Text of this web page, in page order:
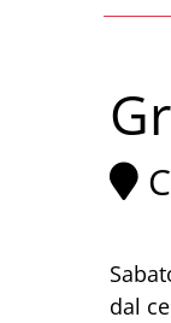
dal